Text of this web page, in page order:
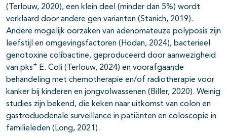
(Terlouw, 2020), een klein deel (minder dan 5%) wordt
verklaard door andere gen varianten (Stanich, 2019).
Andere mogelijk oorzaken van adenomateuze polyposis zijn
leefstijl en omgevingsfactoren (Hodan, 2024), bacterieel
genotoxine colibactine, geproduceerd door aanwezigheid
van pks+ E. Coli (Terlouw, 2024) en voorafgaande
behandeling met chemotherapie en/of radiotherapie voor
kanker bij kinderen en jongvolwassenen (Biller, 2020). Weinig
studies zijn bekend, die keken naar uitkomst van colon en
gastroduodenale surveillance in patiënten en coloscopie in
familieleden (Long, 2021).